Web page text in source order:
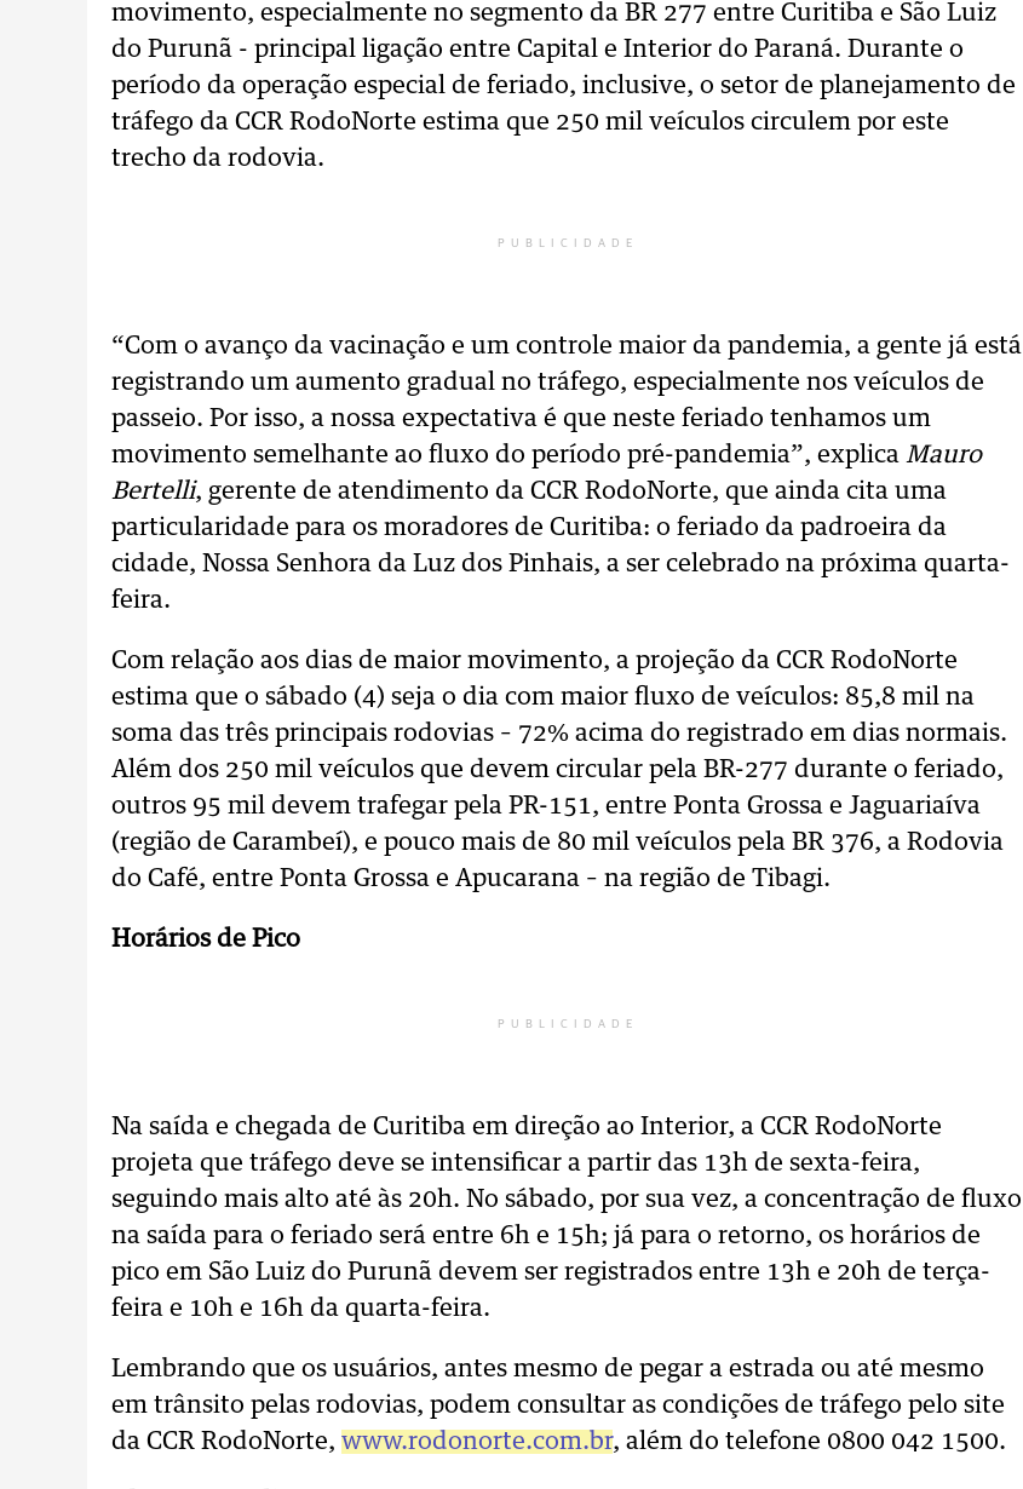
movimento, especialmente no segmento da BR 277 entre Curitiba e São Luiz
do Purunã - principal ligação entre Capital e Interior do Paraná. Durante o
período da operação especial de feriado, inclusive, o setor de planejamento de
tráfego da CCR RodoNorte estima que 250 mil veículos circulem por este
trecho da rodovia.
PUBLICIDADE
“Com o avanço da vacinação e um controle maior da pandemia, a gente já está
registrando um aumento gradual no tráfego, especialmente nos veículos de
passeio. Por isso, a nossa expectativa é que neste feriado tenhamos um
movimento semelhante ao fluxo do período pré-pandemia”, explica Mauro
Bertelli, gerente de atendimento da CCR RodoNorte, que ainda cita uma
particularidade para os moradores de Curitiba: o feriado da padroeira da
cidade, Nossa Senhora da Luz dos Pinhais, a ser celebrado na próxima quarta-
feira.
Com relação aos dias de maior movimento, a projeção da CCR RodoNorte
estima que o sábado (4) seja o dia com maior fluxo de veículos: 85,8 mil na
soma das três principais rodovias – 72% acima do registrado em dias normais.
Além dos 250 mil veículos que devem circular pela BR-277 durante o feriado,
outros 95 mil devem trafegar pela PR-151, entre Ponta Grossa e Jaguariaíva
(região de Carambeí), e pouco mais de 80 mil veículos pela BR 376, a Rodovia
do Café, entre Ponta Grossa e Apucarana – na região de Tibagi.
Horários de Pico
PUBLICIDADE
Na saída e chegada de Curitiba em direção ao Interior, a CCR RodoNorte
projeta que tráfego deve se intensificar a partir das 13h de sexta-feira,
seguindo mais alto até às 20h. No sábado, por sua vez, a concentração de fluxo
na saída para o feriado será entre 6h e 15h; já para o retorno, os horários de
pico em São Luiz do Purunã devem ser registrados entre 13h e 20h de terça-
feira e 10h e 16h da quarta-feira.
Lembrando que os usuários, antes mesmo de pegar a estrada ou até mesmo
em trânsito pelas rodovias, podem consultar as condições de tráfego pelo site
da CCR RodoNorte, www.rodonorte.com.br, além do telefone 0800 042 1500.